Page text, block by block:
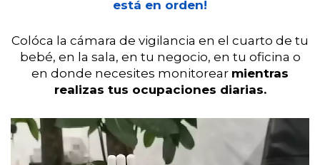
está en orden!
Colóca la cámara de vigilancia en el cuarto de tu
bebé, en la sala, en tu negocio, en tu oficina o
en donde necesites monitorear mientras
realizas tus ocupaciones diarias.